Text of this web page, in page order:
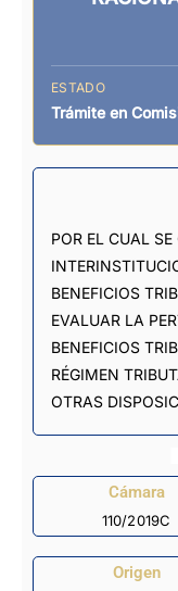
ESTADO
Trámite en
POR EL CUAL
BENEFICIOS
EVALUAR LA
BENEFICIOS
RÉGIMEN
OTRAS
Cámara
110/2019C
Origen